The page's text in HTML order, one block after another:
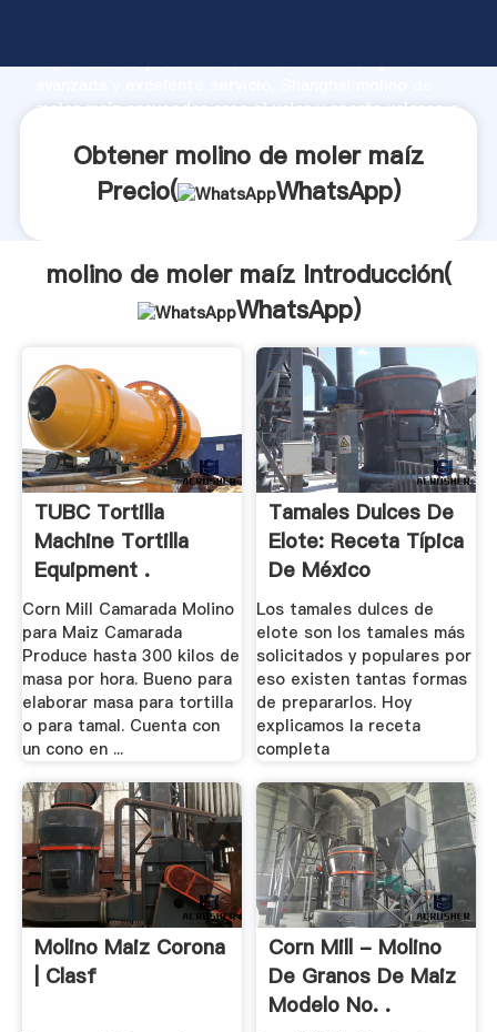
capacidad de producción, fuerza de investigación
moler maíz proveedor crea el valor y aporta valores a
Obtener molino de moler maíz
Precio(
WhatsApp)
molino de moler maíz Introducción(
WhatsApp)
TUBC Tortilla
Machine Tortilla
Equipment .
Corn Mill Camarada Molino
para Maiz Camarada
Produce hasta 300 kilos de
masa por hora. Bueno para
elaborar masa para tortilla
o para tamal. Cuenta con
un cono en ...
Tamales Dulces De
Elote: Receta Típica
De México
Los tamales dulces de
elote son los tamales más
solicitados y populares por
eso existen tantas formas
de prepararlos. Hoy
explicamos la receta
completa
Molino Maiz Corona
| Clasf
Corn Mill - Molino
De Granos De Maiz
Modelo No. .